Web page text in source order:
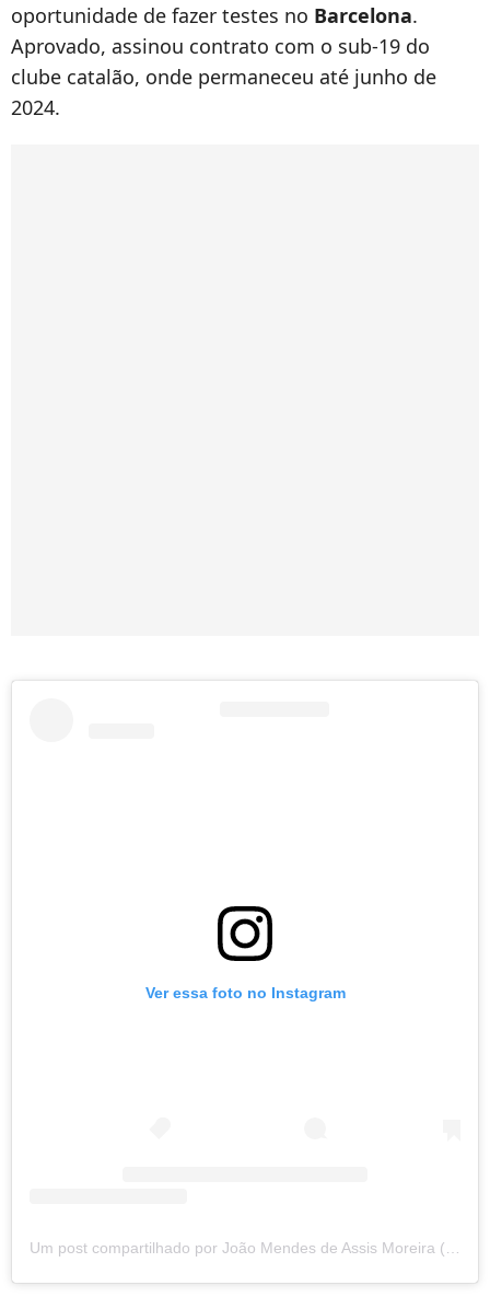
oportunidade de fazer testes no Barcelona.
Aprovado, assinou contrato com o sub-19 do
clube catalão, onde permaneceu até junho de
2024.
Ver essa foto no Instagram